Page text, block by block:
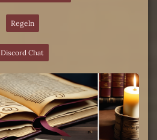
Regeln
Discord Chat